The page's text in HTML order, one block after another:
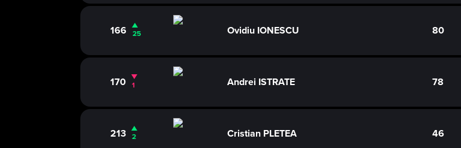
166 25 Ovidiu IONESCU 80
170 1 Andrei ISTRATE 78
213 2 Cristian PLETEA 46